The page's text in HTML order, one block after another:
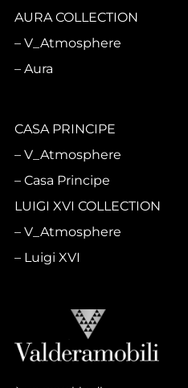
AURA COLLECTION
V_Atmosphere
Aura
CASA PRINCIPE
V_Atmosphere
Casa Principe
LUIGI XVI COLLECTION
V_Atmosphere
Luigi XVI